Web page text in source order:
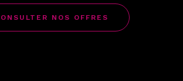
NOS OFFRES